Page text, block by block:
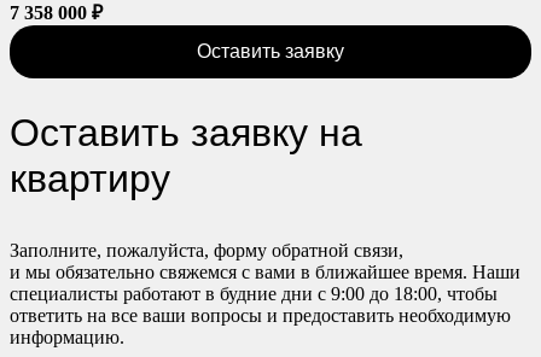
7 358 000 ₽
Оставить заявку
Оставить заявку на
квартиру
Заполните, пожалуйста, форму обратной связи,
и мы обязательно свяжемся с вами в ближайшее время. Наши
специалисты работают в будние дни с 9:00 до 18:00, чтобы
ответить на все ваши вопросы и предоставить необходимую
информацию.